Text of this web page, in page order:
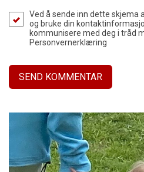
Ved å sende inn dette skjema
og bruke din
kommunisere med deg i tråd
Personvernerklæring